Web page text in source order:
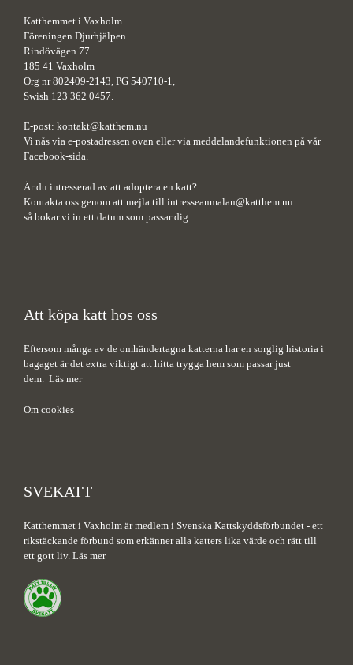
Katthemmet i Vaxholm
Föreningen Djurhjälpen
Rindövägen 77
185 41 Vaxholm
Org nr 802409-2143, PG 540710-1,
Swish 123 362 0457.
E-post: kontakt@katthem.nu
Vi nås via e-postadressen ovan eller via meddelandefunktionen på vår
Facebook-sida.
Är du intresserad av att adoptera en katt?
Kontakta oss genom att mejla till intresseanmalan@katthem.nu
så bokar vi in ett datum som passar dig.
Att köpa katt hos oss
Eftersom många av de omhändertagna katterna har en sorglig historia i
bagaget är det extra viktigt att hitta trygga hem som passar just
dem. Läs mer
Om cookies
SVEKATT
Katthemmet i Vaxholm är medlem i Svenska Kattskyddsförbundet - ett
rikstäckande förbund som erkänner alla katters lika värde och rätt till
ett gott liv. Läs mer